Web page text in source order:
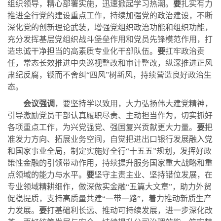
组织领导，精心部署实施，迅速掀起学习热潮。 要扎实有力
推进全行党的建设重点工作，持续加强党的政治建设，不断
深化党的创新理论武装，增强党组织政治功能和组织功能，
充分发挥基层党组织战斗堡垒作用和党员先锋模范作用，打
造忠诚干净担当的高素质专业化干部队伍。 要扛牢政治责
任，常态长效推进中央巡视整改和审计整改，纵深推进正风
肃纪反腐，锲而不舍纠“四风”树新风，持续营造良好政治生
态。
会议强调 ，要坚持学以致用，大力弘扬伟大建党精神，
引导激励党员干部认真履职尽责、主动担当作为，切实抓好
各项重点工作，为兴党强党、强国复兴贡献更大力量。 要把
准发力方向、拓展业务空间，自觉把进出口银行发展融入党
和国家事业全局，制定实施好全行“十五五”规划，发挥好政
策性金融的引领带动作用， 持续提升服务国家重大战略和重
点领域的能力与水平。 要坚守主责主业、坚持错位发展， 在
专业领域精耕细作，做深做实金融“五篇大文章”，助力外贸
促稳提质，支持高质量共建“一带一路”，着力推动新质生产
力发展。 要打基础利长远、推动可持续发展，进一步深化改